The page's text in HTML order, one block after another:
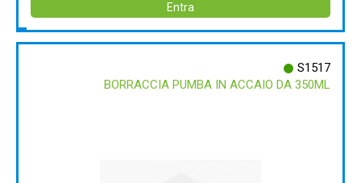
Entra
S1517
BORRACCIA PUMBA IN ACCAIO DA 350ML